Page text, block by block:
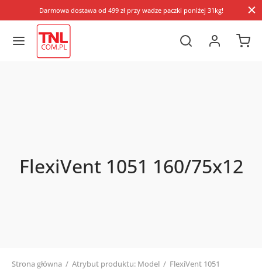
Darmowa dostawa od 499 zł przy wadze paczki poniżej 31kg!
FlexiVent 1051 160/75x12
Strona główna / Atrybut produktu: Model / FlexiVent 1051